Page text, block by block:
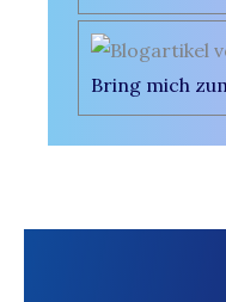
Bring mich